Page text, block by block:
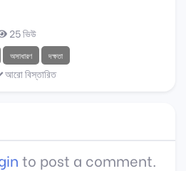
25 ভিউ
অসাধারণ দক্ষতা
আরো বিস্তারিত
to post a comment.